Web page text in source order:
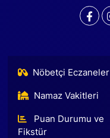
Nöbetçi Eczaneler
Namaz Vakitleri
Puan Durumu ve
Fikstür